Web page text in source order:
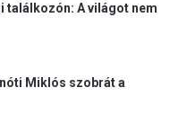
találkozón: A világot nem
Miklós szobrát a